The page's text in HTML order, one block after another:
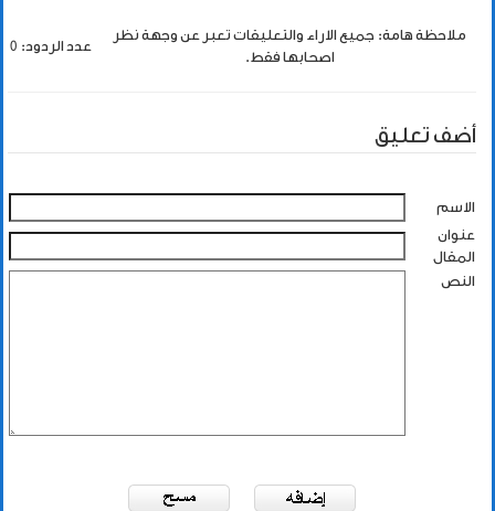
ملاحظة هامة: جميع الاراء والتعليقات تعبر عن وجهة نظر
اصحابها فقط.
عدد الردود: 0
أضف تعليق
الاسم
عنوان
المقال
النص